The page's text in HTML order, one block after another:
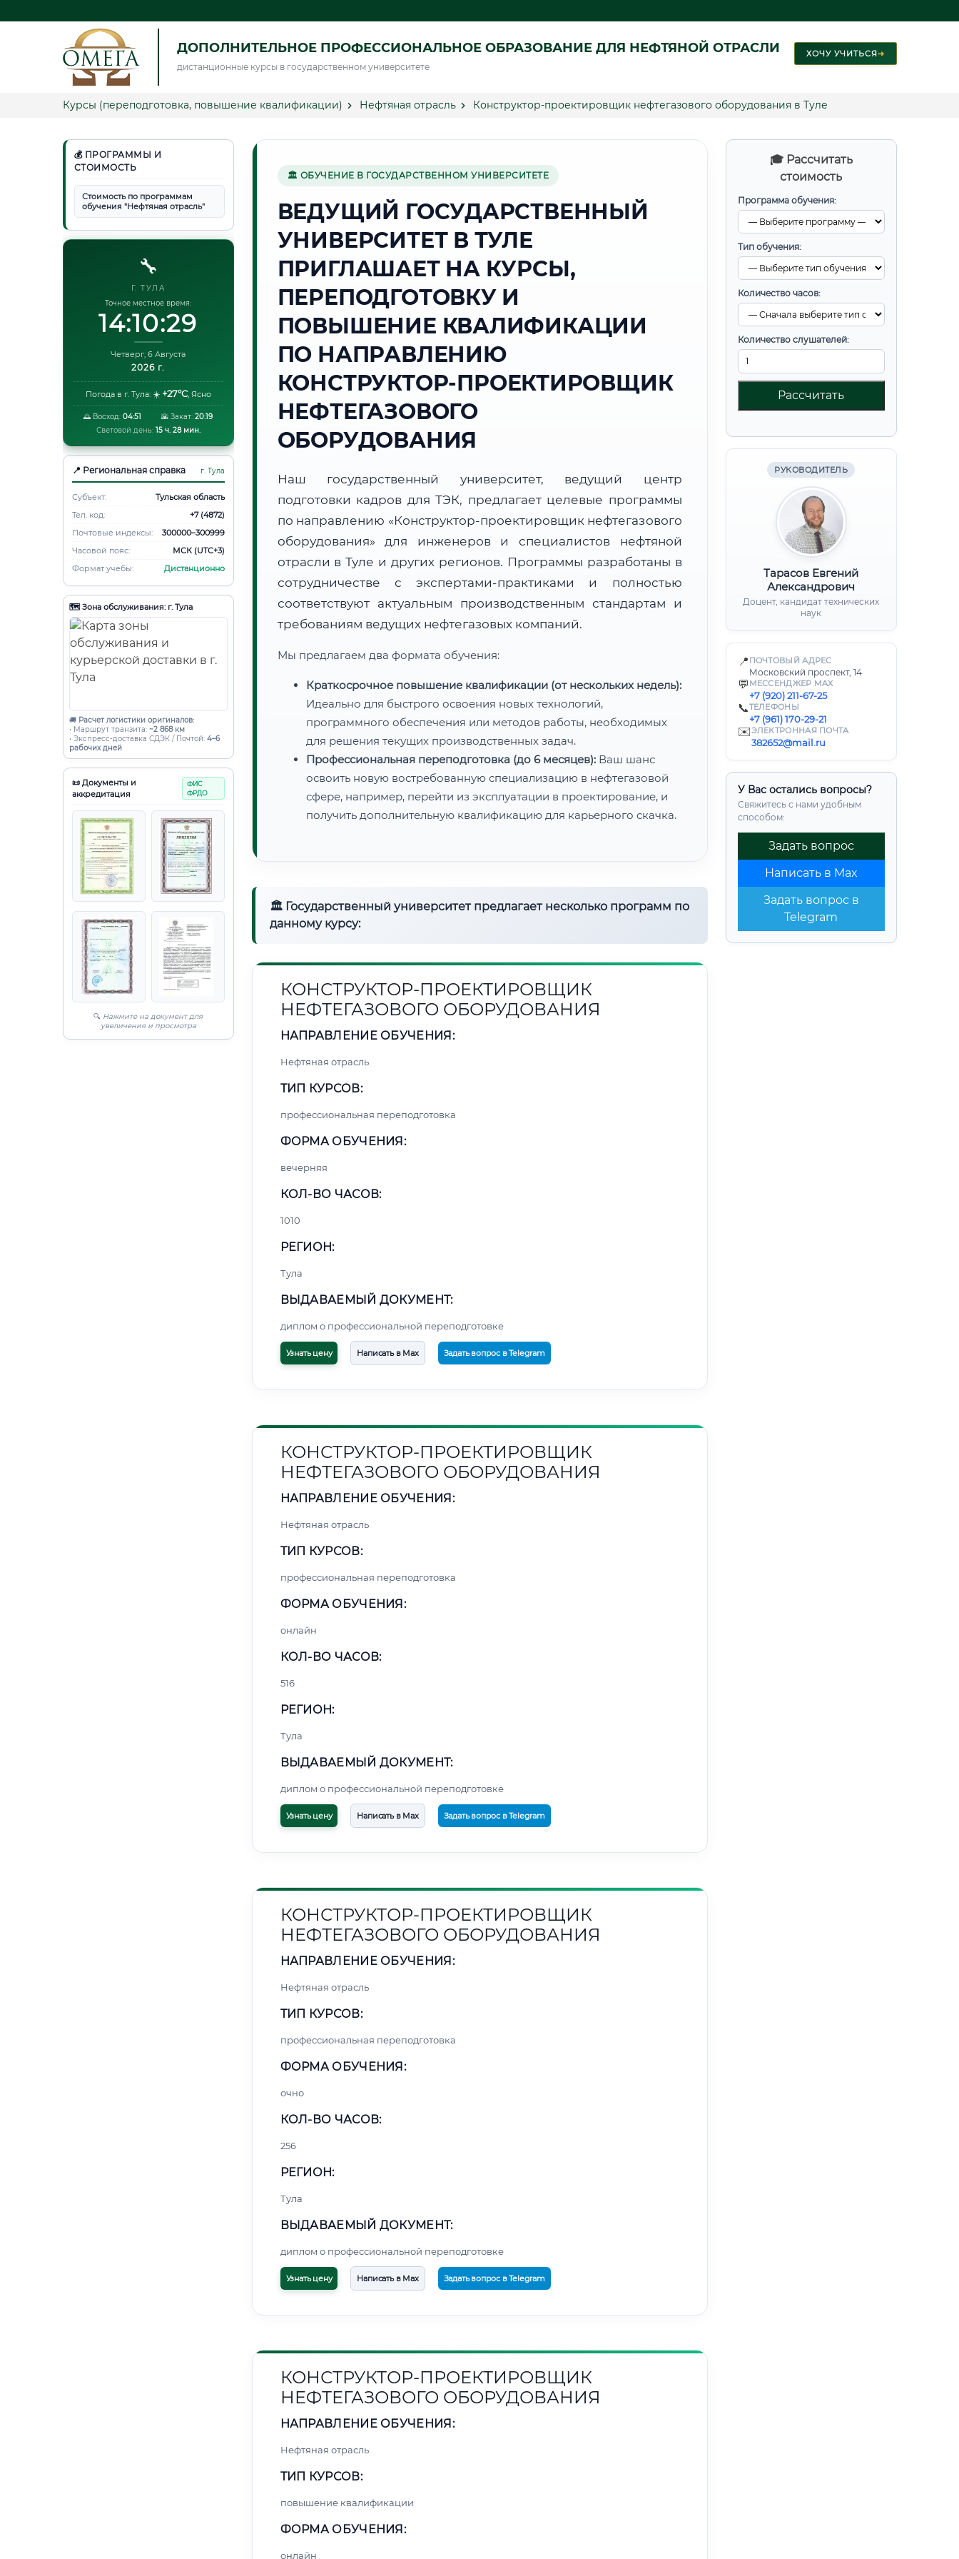
ДОПОЛНИТЕЛЬНОЕ ПРОФЕССИОНАЛЬНОЕ ОБРАЗОВАНИЕ ДЛЯ НЕФТЯНОЙ ОТРАСЛИ
дистанционные курсы в государственном университете
ХОЧУ УЧИТЬСЯ➜
Курсы (переподготовка, повышение квалификации) Нефтяная отрасль Конструктор-проектировщик нефтегазового оборудования в Туле
💰 ПРОГРАММЫ И
СТОИМОСТЬ
Стоимость по программам
обучения "Нефтяная отрасль"
🔧
Г. ТУЛА
Точное местное время:
14:10:30
Четверг, 6 Августа
2026 г.
Погода в г. Тула: ☀️ +27°C, Ясно
🌅 Восход: 04:51 🌇 Закат:20:19
Световой день: 15 ч. 28 мин.
📍 Региональная справка г. Тула
Субъект:
Тульская область
Тел. код:
+7 (4872)
Почтовые индексы:
300000–300999
Часовой пояс:
МСК (UTC+3)
Формат учебы:
Дистанционно
🗺️ Зона обслуживания: г. Тула
🚚 Расчет логистики оригиналов:
• Маршрут транзита: ~2 868 км
• Экспресс-доставка СДЭК / Почтой: 4–6
рабочих дней
📜 Документы и
аккредитация
ФИС
ФРДО
🔍 Нажмите на документ для
увеличения и просмотра
🎓 Рассчитать
стоимость
Программа обучения:
Тип обучения:
Количество часов:
Количество слушателей:
Рассчитать
РУКОВОДИТЕЛЬ
Тарасов Евгений
Александрович
Доцент, кандидат технических
наук
📍 ПОЧТОВЫЙ АДРЕС
Московский проспект, 14
💬 МЕССЕНДЖЕР MAX
+7 (920) 211-67-25
📞ТЕЛЕФОНЫ
+7 (961) 170-29-21
✉️ЭЛЕКТРОННАЯ ПОЧТА
382652@mail.ru
У Вас остались вопросы?
Свяжитесь с нами удобным
способом:
Задать вопрос
Написать в Max
Задать вопрос в
Telegram
🏛 ОБУЧЕНИЕ В ГОСУДАРСТВЕННОМ УНИВЕРСИТЕТЕ
ВЕДУЩИЙ ГОСУДАРСТВЕННЫЙ
УНИВЕРСИТЕТ В ТУЛЕ
ПРИГЛАШАЕТ НА КУРСЫ,
ПЕРЕПОДГОТОВКУ И
ПОВЫШЕНИЕ КВАЛИФИКАЦИИ
ПО НАПРАВЛЕНИЮ
КОНСТРУКТОР-ПРОЕКТИРОВЩИК
НЕФТЕГАЗОВОГО
ОБОРУДОВАНИЯ
Наш государственный университет, ведущий центр
подготовки кадров для ТЭК, предлагает целевые программы
по направлению «Конструктор-проектировщик нефтегазового
оборудования» для инженеров и специалистов нефтяной
отрасли в Туле и других регионов. Программы разработаны в
сотрудничестве с экспертами-практиками и полностью
соответствуют актуальным производственным стандартам и
требованиям ведущих нефтегазовых компаний.
Мы предлагаем два формата обучения:
Краткосрочное повышение квалификации (от нескольких недель):
Идеально для быстрого освоения новых технологий,
программного обеспечения или методов работы, необходимых
для решения текущих производственных задач.
Профессиональная переподготовка (до 6 месяцев):Ваш шанс
освоить новую востребованную специализацию в нефтегазовой
сфере, например, перейти из эксплуатации в проектирование, и
получить дополнительную квалификацию для карьерного скачка.
🏛 Государственный университет предлагает несколько программ по
данному курсу:
КОНСТРУКТОР-ПРОЕКТИРОВЩИК
НЕФТЕГАЗОВОГО ОБОРУДОВАНИЯ
НАПРАВЛЕНИЕ ОБУЧЕНИЯ:
Нефтяная отрасль
ТИП КУРСОВ:
профессиональная переподготовка
ФОРМА ОБУЧЕНИЯ:
вечерняя
КОЛ-ВО ЧАСОВ:
1010
РЕГИОН:
Тула
ВЫДАВАЕМЫЙ ДОКУМЕНТ:
диплом о профессиональной переподготовке
Узнать цену Написать в Max Задать вопрос в Telegram
КОНСТРУКТОР-ПРОЕКТИРОВЩИК
НЕФТЕГАЗОВОГО ОБОРУДОВАНИЯ
НАПРАВЛЕНИЕ ОБУЧЕНИЯ:
Нефтяная отрасль
ТИП КУРСОВ:
профессиональная переподготовка
ФОРМА ОБУЧЕНИЯ:
онлайн
КОЛ-ВО ЧАСОВ:
516
РЕГИОН:
Тула
ВЫДАВАЕМЫЙ ДОКУМЕНТ:
диплом о профессиональной переподготовке
Узнать цену Написать в Max Задать вопрос в Telegram
КОНСТРУКТОР-ПРОЕКТИРОВЩИК
НЕФТЕГАЗОВОГО ОБОРУДОВАНИЯ
НАПРАВЛЕНИЕ ОБУЧЕНИЯ:
Нефтяная отрасль
ТИП КУРСОВ:
профессиональная переподготовка
ФОРМА ОБУЧЕНИЯ:
очно
КОЛ-ВО ЧАСОВ:
256
РЕГИОН:
Тула
ВЫДАВАЕМЫЙ ДОКУМЕНТ:
диплом о профессиональной переподготовке
Узнать цену Написать в Max Задать вопрос в Telegram
КОНСТРУКТОР-ПРОЕКТИРОВЩИК
НЕФТЕГАЗОВОГО ОБОРУДОВАНИЯ
НАПРАВЛЕНИЕ ОБУЧЕНИЯ:
Нефтяная отрасль
ТИП КУРСОВ:
повышение квалификации
ФОРМА ОБУЧЕНИЯ:
онлайн